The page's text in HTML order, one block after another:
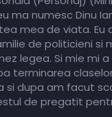
ma numesc Dinu
mea de viata. Eu
de politicieni si
legea. Si mie mi
terminarea
si dupa am facut
de pregatit